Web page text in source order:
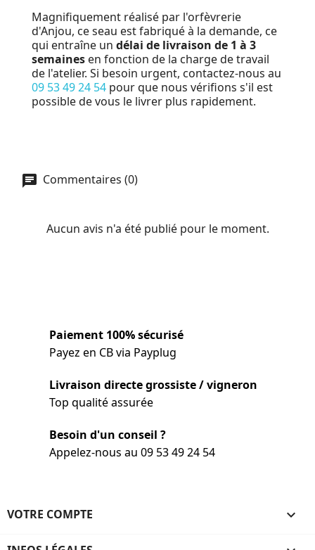
Magnifiquement réalisé par l'orfèvrerie
d'Anjou, ce seau est fabriqué à la demande, ce
qui entraîne un délai de livraison de 1 à 3
semaines en fonction de la charge de travail
de l'atelier. Si besoin urgent, contactez-nous au
09 53 49 24 54 pour que nous vérifions s'il est
possible de vous le livrer plus rapidement.
Commentaires (0)
Aucun avis n'a été publié pour le moment.
Paiement 100% sécurisé
Payez en CB via Payplug
Livraison directe grossiste / vigneron
Top qualité assurée
Besoin d'un conseil ?
Appelez-nous au 09 53 49 24 54
VOTRE COMPTE 